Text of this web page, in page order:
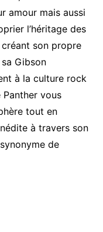
amour mais aussi
l’héritage des
son propre
Gibson
à la culture rock
vous
tout en
à travers son
de